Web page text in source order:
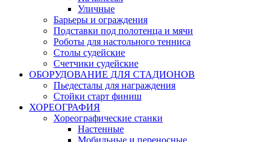
Уличные
Барьеры и ограждения
Подставки под полотенца и мячи
Роботы для настольного тенниса
Столы судейские
Счетчики судейские
ОБОРУДОВАНИЕ ДЛЯ СТАДИОНОВ
Пьедесталы для награждения
Стойки старт финиш
ХОРЕОГРАФИЯ
Хореографические станки
Настенные
Мобильные и переносные